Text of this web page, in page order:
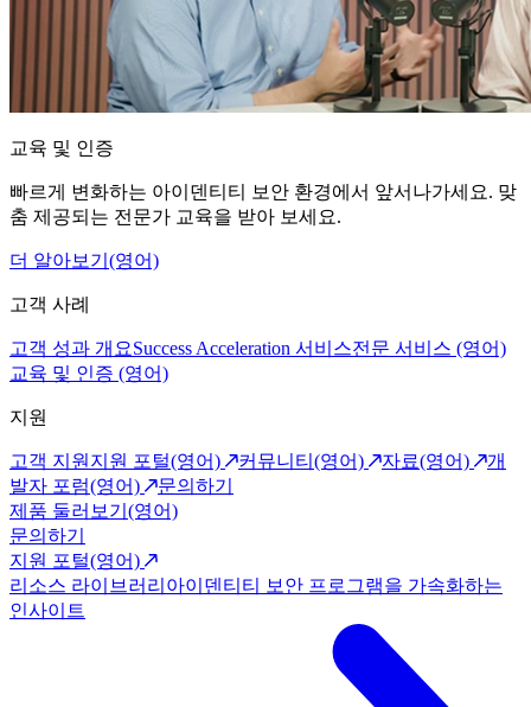
교육 및 인증
빠르게 변화하는 아이덴티티 보안 환경에서 앞서나가세요. 맞
춤 제공되는 전문가 교육을 받아 보세요.
더 알아보기(영어)
고객 사례
고객 성과 개요Success Acceleration 서비스전문 서비스 (영어)
교육 및 인증 (영어)
지원
고객 지원 지원 포털(영어) 커뮤니티(영어) 자료(영어)
개
발자 포럼(영어)
문의하기
제품 둘러보기(영어)
문의하기
지원 포털(영어)
리소스 라이브러리 아이덴티티 보안 프로그램을 가속화하는
인사이트